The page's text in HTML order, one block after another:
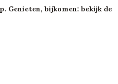
Genieten, bijkomen: bekijk de